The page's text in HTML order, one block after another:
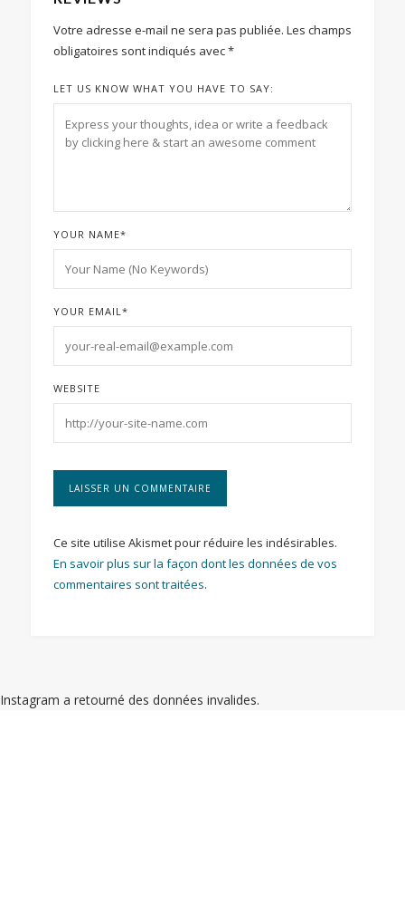
Votre adresse e-mail ne sera pas publiée. Les champs
obligatoires sont indiqués avec*
LET US KNOW WHAT YOU HAVE TO SAY:
YOUR NAME*
YOUR EMAIL*
WEBSITE
Ce site utilise Akismet pour réduire les indésirables.
En savoir plus sur la façon dont les données de vos
commentaires sont traitées.
Instagram a retourné des données invalides.